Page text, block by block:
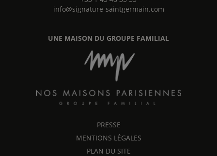
info@signature-saintgermain.com
UNE MAISON DU GROUPE FAMILIAL
PRESSE
MENTIONS LÉGALES
PLAN DU SITE